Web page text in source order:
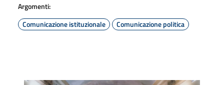
Argomenti:
Comunicazione istituzionale
Comunicazione politica